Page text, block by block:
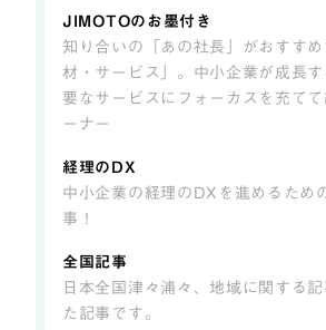
JIMOTOのお墨付き
知り合いの「あの社長」がおすす
材・サービス」。中小企業が成長
要なサービスにフォーカスを充て
ーナー
経理のDX
中小企業の経理のDXを進めるため
事！
全国記事
日本全国津々浦々、地域に関する
た記事です。